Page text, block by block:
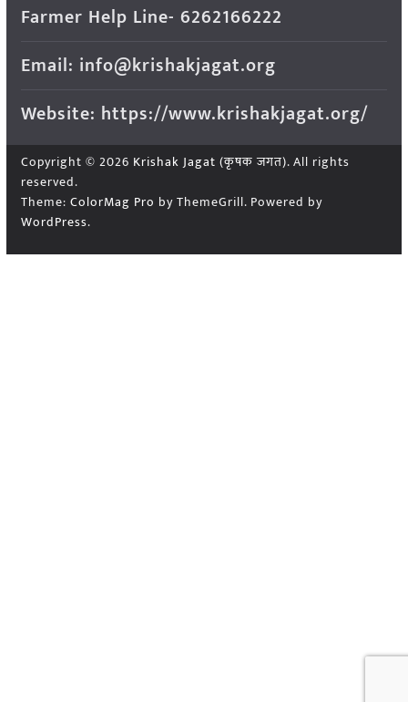
Farmer Help Line- 6262166222
Email: info@krishakjagat.org
Website: https://www.krishakjagat.org/
Copyright © 2026 Krishak Jagat (कृषक जगत). All rights
reserved.
Theme: ColorMag Pro by ThemeGrill. Powered by
WordPress.